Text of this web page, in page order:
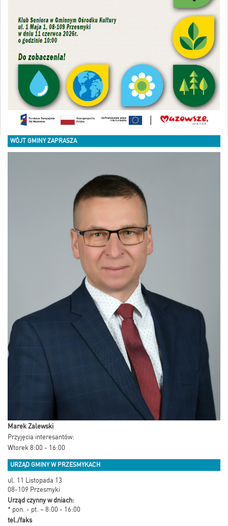
WÓJT GMINY ZAPRASZA
Marek Zalewski
Przyjęcia interesantów:
Wtorek 8:00 - 16:00
URZĄD GMINY W PRZESMYKACH
ul. 11 Listopada 13
08-109 Przesmyki
Urząd czynny w dniach:
* pon. - pt. – 8:00 - 16:00
tel./faks